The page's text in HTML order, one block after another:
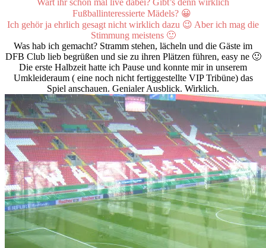
Fußballinteressierte Mädels? 😀
Ich gehör ja ehrlich gesagt nicht wirklich dazu 😉 Aber ich mag die
Stimmung meistens 🙂
Was hab ich gemacht? Stramm stehen, lächeln und die Gäste im
DFB Club lieb begrüßen und sie zu ihren Plätzen führen, easy ne 🙂
Die erste Halbzeit hatte ich Pause und konnte mir in unserem
Umkleideraum ( eine noch nicht fertiggestellte VIP Tribüne) das
Spiel anschauen. Genialer Ausblick. Wirklich.